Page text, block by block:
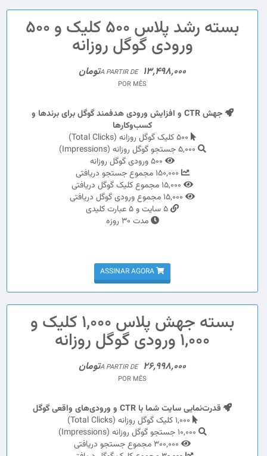
بسته رشد پلاس 500 کلیک و 500
ورودی گوگل روزانه
A PARTIR DE 13,498,000تومان
POR MÊS
جهش CTR و افزایش ورودی هدفمند گوگل برای برندها و
کسب‌وکارها
مدت 30 روزه
ASSINAR AGORA
بسته جهش پلاس 1,000 کلیک و
1,000 ورودی گوگل روزانه
A PARTIR DE 26,998,000تومان
POR MÊS
قدرت‌نمایی سایت شما با CTR و ورودی‌های واقعی گوگل